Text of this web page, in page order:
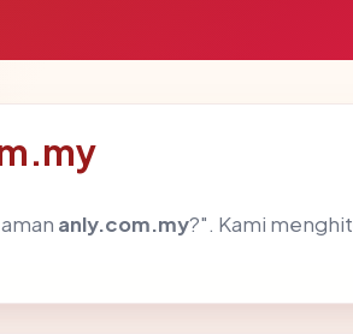
anly.com.my?". Kami